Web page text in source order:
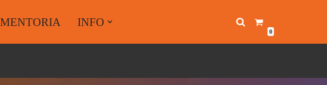
MENTORIA INFO
0